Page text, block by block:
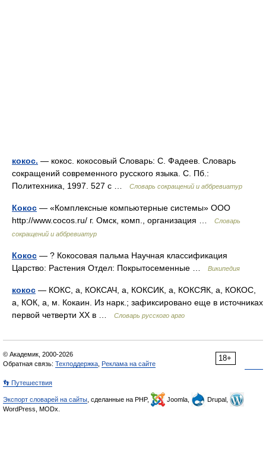
кокос. — кокос. кокосовый Словарь: С. Фадеев. Словарь
сокращений современного русского языка. С. Пб.:
Политехника, 1997. 527 с …
Словарь сокращений и аббревиатур
Кокос — «Комплексные компьютерные системы» ООО
http://www.cocos.ru/​ г. Омск, комп., организация …
Словарь
сокращений и аббревиатур
Кокос — ? Кокосовая пальма Научная классификация
Царство: Растения Отдел: Покрытосеменные …
Википедия
кокос — КОКС, а, КОКСАЧ, а, КОКСИК, а, КОКСЯК, а, КОКОС,
а, КОК, а, м. Кокаин. Из нарк.; зафиксировано еще в источниках
первой четверти ХХ в …
Словарь русского арго
18+
© Академик, 2000-2026
Обратная связь: Техподдержка Реклама на сайте
👣 Путешествия
Экспорт словарей на сайты , сделанные на PHP, Joomla,
Drupal,
WordPress, MODx.